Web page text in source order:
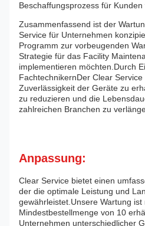
Beschaffungsprozess für Kunden
Zusammenfassend ist der
Service für Unternehmen
Programm zur vorbeugenden
Strategie für das Facility
implementieren möchten.Durch
FachtechnikernDer Clear
Zuverlässigkeit der Geräte zu
zu reduzieren und die
zahlreichen Branchen zu
Anpassung:
Clear Service bietet einen
der die optimale Leistung und
gewährleistet.Unsere Wartung ist
Mindestbestellmenge von 10
Unternehmen unterschiedlicher